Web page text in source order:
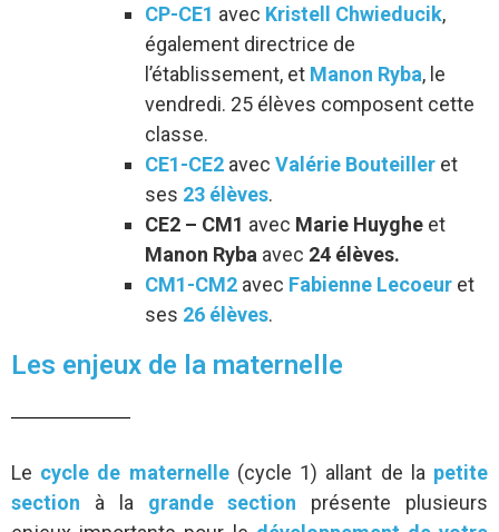
CP-CE1 avec Kristell Chwieducik,
également directrice de
l’établissement, et Manon Ryba, le
vendredi. 25 élèves composent cette
classe.
CE1-CE2 avec Valérie Bouteiller et
ses 23 élèves.
CE2 – CM1 avec Marie Huyghe et
Manon Ryba avec 24 élèves.
CM1-CM2 avec Fabienne Lecoeur et
ses 26 élèves.
Les enjeux de la maternelle
Le cycle de maternelle(cycle 1) allant de la petite
section
à la grande section
présente plusieurs